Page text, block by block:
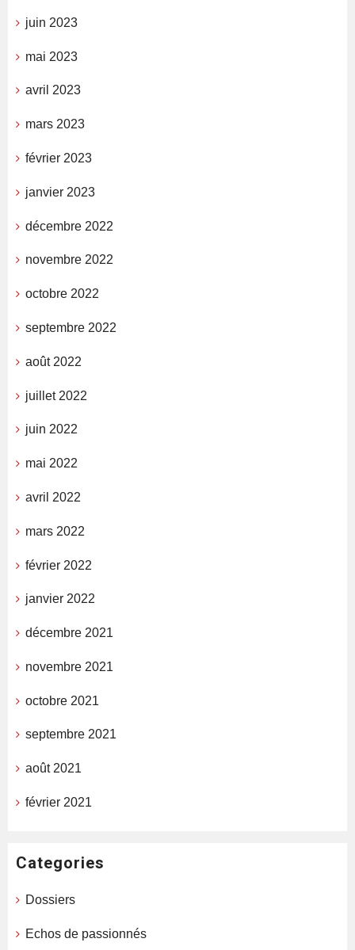
juin 2023
mai 2023
avril 2023
mars 2023
février 2023
janvier 2023
décembre 2022
novembre 2022
octobre 2022
septembre 2022
août 2022
juillet 2022
juin 2022
mai 2022
avril 2022
mars 2022
février 2022
janvier 2022
décembre 2021
novembre 2021
octobre 2021
septembre 2021
août 2021
février 2021
Categories
Dossiers
Echos de passionnés